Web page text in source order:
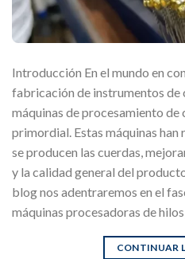
Introducción En el mundo en
fabricación de instrumentos de
máquinas de procesamiento de
primordial. Estas máquinas
se producen las cuerdas,
y la calidad general del
blog nos adentraremos en el
máquinas procesadoras de
CONTINUAR